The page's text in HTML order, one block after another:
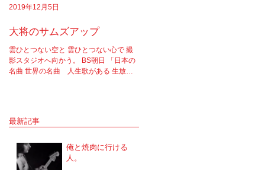
大将のサムズアップ
雲ひとつない空と 雲ひとつない心で 撮
影スタジオへ向かう。 BS朝日 「日本の
名曲 世界の名曲 人生歌がある 生放送 5
2019年12月5日
最新記事
俺と焼肉に行ける
人。